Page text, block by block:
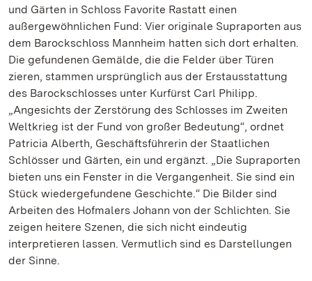
und Gärten in Schloss Favorite Rastatt einen
außergewöhnlichen Fund: Vier originale Supraporten aus
dem Barockschloss Mannheim hatten sich dort erhalten.
Die gefundenen Gemälde, die die Felder über Türen
zieren, stammen ursprünglich aus der Erstausstattung
des Barockschlosses unter Kurfürst Carl Philipp.
„Angesichts der Zerstörung des Schlosses im Zweiten
Weltkrieg ist der Fund von großer Bedeutung“, ordnet
Patricia Alberth, Geschäftsführerin der Staatlichen
Schlösser und Gärten, ein und ergänzt. „Die Supraporten
bieten uns ein Fenster in die Vergangenheit. Sie sind ein
Stück wiedergefundene Geschichte.“ Die Bilder sind
Arbeiten des Hofmalers Johann von der Schlichten. Sie
zeigen heitere Szenen, die sich nicht eindeutig
interpretieren lassen. Vermutlich sind es Darstellungen
der Sinne.